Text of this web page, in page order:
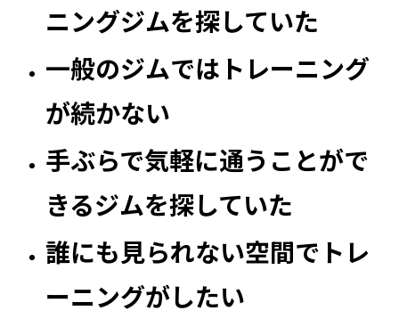
ニングジムを探していた
一般のジムではトレーニング
が続かない
手ぶらで気軽に通うことがで
きるジムを探していた
誰にも見られない空間でトレ
ーニングがしたい